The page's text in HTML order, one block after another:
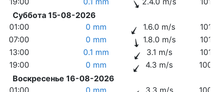
Суббота 15-08-2026
01:00
0 mm 1.6.0 m/s
07:00
0 mm 1.8.0 m/s
13:00
0.1 mm 3.1 m/s
19:00
0 mm 4.3 m/s
Воскресенье 16-08-2026
01:00
0 mm 3.3 m/s